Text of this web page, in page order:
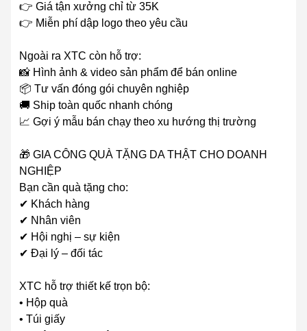
👉 Giá tận xưởng chỉ từ 35K
👉 Miễn phí dập logo theo yêu cầu
Ngoài ra XTC còn hỗ trợ:
📸 Hình ảnh & video sản phẩm để bán online
📦 Tư vấn đóng gói chuyên nghiệp
🚚 Ship toàn quốc nhanh chóng
📈 Gợi ý mẫu bán chạy theo xu hướng thị trường
🎁 GIA CÔNG QUÀ TẶNG DA THẬT CHO DOANH
NGHIỆP
Bạn cần quà tặng cho:
✔ Khách hàng
✔ Nhân viên
✔ Hội nghị – sự kiện
✔ Đại lý – đối tác
XTC hỗ trợ thiết kế trọn bộ:
• Hộp quà
• Túi giấy